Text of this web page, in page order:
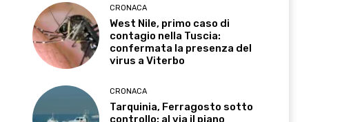
CRONACA
West Nile, primo caso di
contagio nella Tuscia:
confermata la presenza del
virus a Viterbo
CRONACA
Tarquinia, Ferragosto sotto
controllo: al via il piano